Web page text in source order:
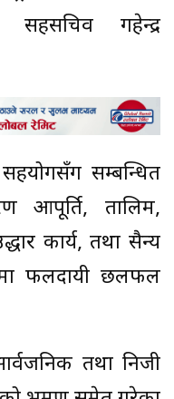
सहसचिव गहेन्द्र
सहयोगसँग सम्बन्धित
आपूर्ति, तालिम,
कार्य, तथा सैन्य
फलदायी छलफल
तथा निजी